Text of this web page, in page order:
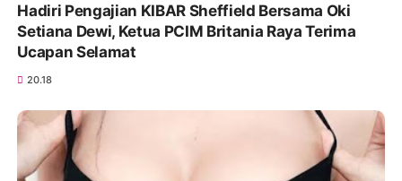
Hadiri Pengajian KIBAR Sheffield Bersama Oki
Setiana Dewi, Ketua PCIM Britania Raya Terima
Ucapan Selamat
20.18